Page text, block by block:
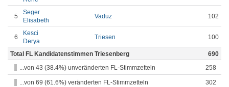
5
Seger
Elisabeth
Vaduz 102
6
Kesci
Derya
Triesen 100
Total FL Kandidatenstimmen Triesenberg
690
...von 43 (38.4%) unveränderten FL-Stimmzetteln
258
...von 69 (61.6%) veränderten FL-Stimmzetteln 302